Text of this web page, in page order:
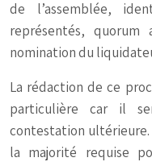
de l’assemblée,
représentés,
nomination du
La rédaction de ce
particulière car il
contestation ultérieure.
la majorité requise